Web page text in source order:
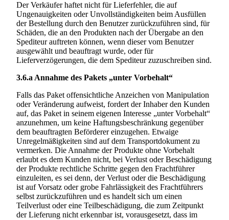
Der Verkäufer haftet nicht für Lieferfehler, die auf
Ungenauigkeiten oder Unvollständigkeiten beim Ausfüllen
der Bestellung durch den Benutzer zurückzuführen sind, für
Schäden, die an den Produkten nach der Übergabe an den
Spediteur auftreten können, wenn dieser vom Benutzer
ausgewählt und beauftragt wurde, oder für
Lieferverzögerungen, die dem Spediteur zuzuschreiben sind.
3.6.a Annahme des Pakets „unter Vorbehalt“
Falls das Paket offensichtliche Anzeichen von Manipulation
oder Veränderung aufweist, fordert der Inhaber den Kunden
auf, das Paket in seinem eigenen Interesse „unter Vorbehalt“
anzunehmen, um keine Haftungsbeschränkung gegenüber
dem beauftragten Beförderer einzugehen. Etwaige
Unregelmäßigkeiten sind auf dem Transportdokument zu
vermerken. Die Annahme der Produkte ohne Vorbehalt
erlaubt es dem Kunden nicht, bei Verlust oder Beschädigung
der Produkte rechtliche Schritte gegen den Frachtführer
einzuleiten, es sei denn, der Verlust oder die Beschädigung
ist auf Vorsatz oder grobe Fahrlässigkeit des Frachtführers
selbst zurückzuführen und es handelt sich um einen
Teilverlust oder eine Teilbeschädigung, die zum Zeitpunkt
der Lieferung nicht erkennbar ist, vorausgesetzt, dass im